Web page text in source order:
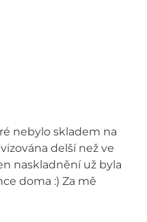
nebylo skladem na
delší než ve
naskladnění už byla
doma :) Za mě